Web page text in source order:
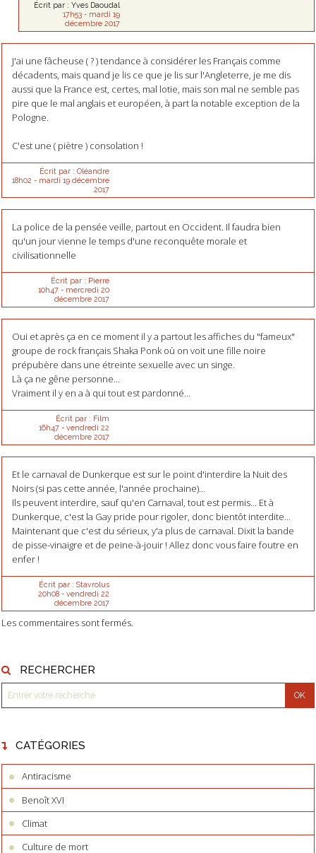
RECHERCHER
CATÉGORIES
Antiracisme
Benoît XVI
Climat
Culture de mort
Écrit par : Yves Daoudal
17h53- mardi 19
décembre 2017
J'ai une fâcheuse ( ? ) tendance à considérer les Français comme
décadents, mais quand je lis ce que je lis sur l'Angleterre, je me dis
aussi que la France est, certes, mal lotie, mais son mal ne semble pas
pire que le mal anglais et européen, à part la notable exception de la
Pologne.
C'est une ( piètre ) consolation !
Écrit par : Oléandre
18h02 - mardi 19 décembre
2017
La police de la pensée veille, partout en Occident. Il faudra bien
qu'un jour vienne le temps d'une reconquête morale et
civilisationnelle
Écrit par : Pierre
10h47- mercredi 20
décembre 2017
Oui et après ça en ce moment il y a partout les affiches du "fameux"
groupe de rock français Shaka Ponk où on voit une fille noire
prépubère dans une étreinte sexuelle avec un singe.
Là ça ne gêne personne...
Vraiment il y en a à qui tout est pardonné...
Écrit par : Film
16h47- vendredi 22
décembre 2017
Et le carnaval de Dunkerque est sur le point d'interdire la Nuit des
Noirs (si pas cette année, l'année prochaine)...
Ils peuvent interdire, sauf qu'en Carnaval, tout est permis... Et à
Dunkerque, c'est la Gay pride pour rigoler, donc bientôt interdite...
Maintenant que c'est du sérieux, y'a plus de carnaval. Dixit la bande
de pisse-vinaigre et de peine-à-jouir ! Allez donc vous faire foutre en
enfer !
Écrit par : Stavrolus
20h08- vendredi 22
décembre 2017
Les commentaires sont fermés.